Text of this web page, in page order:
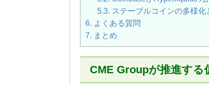
5.3. ステーブルコインの多様化
6. よくある質問
7. まとめ
CME Groupが推進する